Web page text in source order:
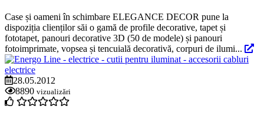
Case și oameni în schimbare ELEGANCE DECOR pune la
dispoziția clienților săi o gamă de profile decorative, tapet și
fototapet, panouri decorative 3D (50 de modele) și panouri
fotoimprimate, vopsea și tencuială decorativă, corpuri de ilumi...
28.05.2012
8890 vizualizări